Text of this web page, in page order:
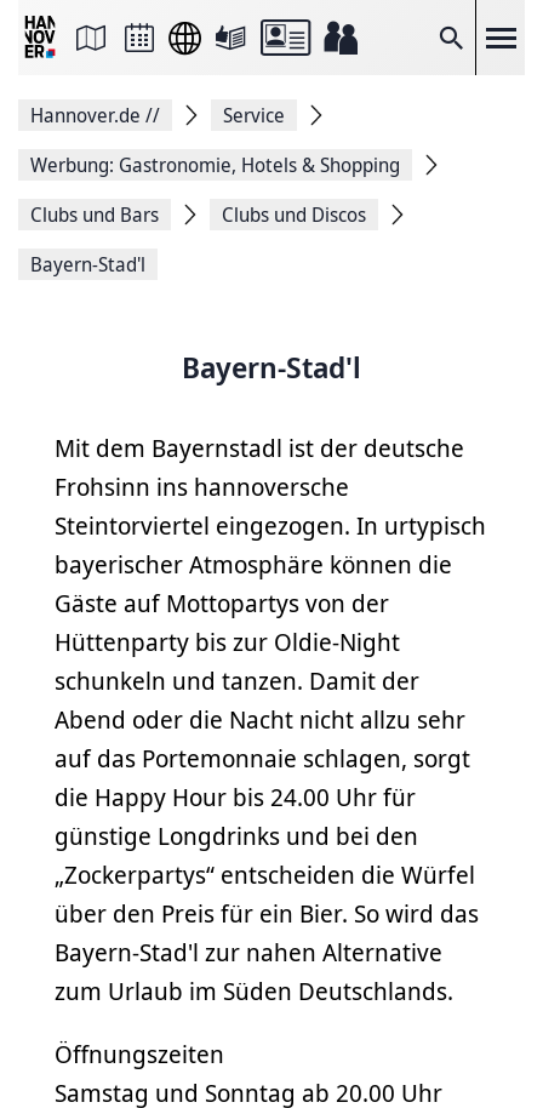
Suche
Seite
Facebook
teilen
Seitenlink
Seite
Hannover.de //
Service
Werbung: Gastronomie, Hotels & Shopping
Clubs und Bars
Clubs und Discos
Bayern-Stad'l
Bayern-Stad'l
Mit dem Bayernstadl ist der deutsche
Frohsinn ins hannoversche
Steintorviertel eingezogen. In urtypisch
bayerischer Atmosphäre können die
Gäste auf Mottopartys von der
Hüttenparty bis zur Oldie-Night
schunkeln und tanzen. Damit der
Abend oder die Nacht nicht allzu sehr
auf das Portemonnaie schlagen, sorgt
die Happy Hour bis 24.00 Uhr für
günstige Longdrinks und bei den
„Zockerpartys“ entscheiden die Würfel
über den Preis für ein Bier. So wird das
Bayern-Stad'l zur nahen Alternative
zum Urlaub im Süden Deutschlands.
Öffnungszeiten
Samstag und Sonntag ab 20.00 Uhr